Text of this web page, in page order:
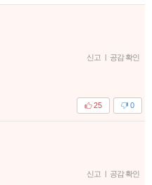
신고 | 공감 확인
0
25
신고 | 공감 확인